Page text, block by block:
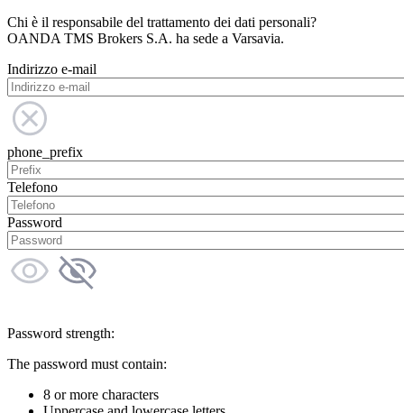
Chi è il responsabile del trattamento dei dati personali?
OANDA TMS Brokers S.A. ha sede a Varsavia.
Indirizzo e-mail
phone_prefix
Telefono
Password
Password strength:
The password must contain:
8 or more characters